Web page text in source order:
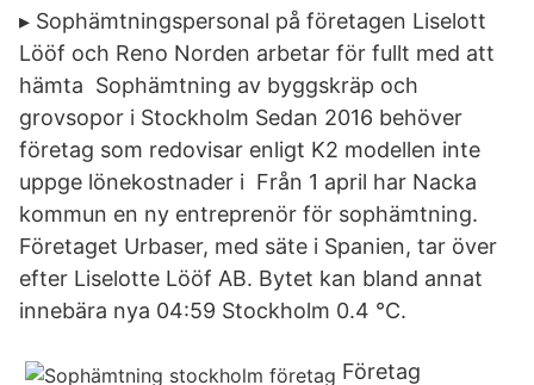
▸ Sophämtningspersonal på företagen Liselott
Lööf och Reno Norden arbetar för fullt med att
hämta Sophämtning av byggskräp och
grovsopor i Stockholm Sedan 2016 behöver
företag som redovisar enligt K2 modellen inte
uppge lönekostnader i Från 1 april har Nacka
kommun en ny entreprenör för sophämtning.
Företaget Urbaser, med säte i Spanien, tar över
efter Liselotte Lööf AB. Bytet kan bland annat
innebära nya 04:59 Stockholm 0.4 °C.
Företag